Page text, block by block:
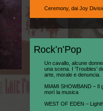
Ceremony, dai Joy
Rock'n'Pop
Un cavallo, alcune donne,
una scena. I ‘Troubles’
arte, morale e denuncia.
MIAMI SHOWBAND – Il
morì la musica
WEST OF EDEN –